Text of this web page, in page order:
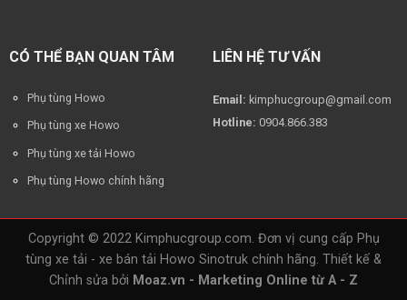
CÓ THỂ BẠN QUAN TÂM
Phụ tùng Howo
Phụ tùng xe Howo
Phụ tùng xe tải Howo
Phụ tùng Howo chính hãng
LIÊN HỆ TƯ VẤN
Email: kimphucgroup@gmail.com
Hotline: 0904.866.383
Copyright © 2022 Kimphucgroup.com. Đơn vị cung cấp Phụ
tùng xe tải - xe bán tải Howo Sinotruk chính hãng. Thiết kế &
Chỉnh sửa bởi Moaz.vn - Marketing Online từ A - Z